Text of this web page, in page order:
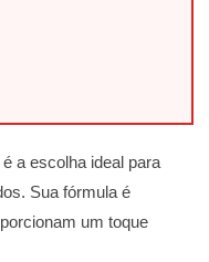
a escolha ideal para
Sua fórmula é
um toque